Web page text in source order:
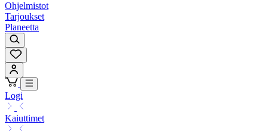
Ohjelmistot
Tarjoukset
Planeetta
Logi
Kaiuttimet